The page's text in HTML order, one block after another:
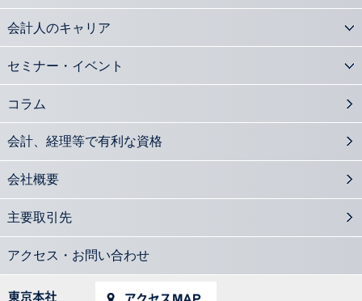
会計士が官民連携の橋渡し 公的事業アドバイザリーとは
M&A支援の必須知識 組織再編の手続きを知る
2016.06.27
社外取締役の設置義務のある会社形態をおさらいする
2016.05.30
中小企業M&Aに注目集まる 会計士に期待される役割とは？
2016.05.26
課徴金事例から見るインサイダー取引の特徴
2016.04.28
上場企業だけではないIFRSと中小企業の関係
2016.04.25
デリバティブとヘッジ会計 知識と経験のある会計士に需要
2016.04.07
会計士が知っておきたい 会社の法的紛争を解決するADR機関
会計人のキャリア
セミナー・イベント
コラム
会計、経理等で有利な資格
会社概要
主要取引先
アクセス・お問い合わせ